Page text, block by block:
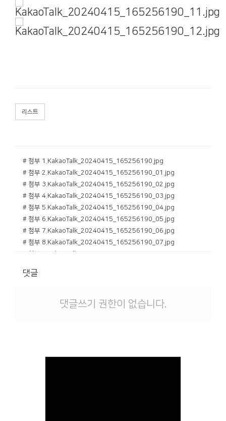
리스트
# 첨부 1.KakaoTalk_20240415_165256190.jpg
# 첨부 2.KakaoTalk_20240415_165256190_01.jpg
# 첨부 3.KakaoTalk_20240415_165256190_02.jpg
# 첨부 4.KakaoTalk_20240415_165256190_03.jpg
# 첨부 5.KakaoTalk_20240415_165256190_04.jpg
# 첨부 6.KakaoTalk_20240415_165256190_05.jpg
# 첨부 7.KakaoTalk_20240415_165256190_06.jpg
# 첨부 8.KakaoTalk_20240415_165256190_07.jpg
# 첨부 9.KakaoTalk_20240415_165256190_08.jpg
# 첨부 11.KakaoTalk_20240415_165256190_10.jpg
# 첨부 13.KakaoTalk_20240415_165256190_12.jpg
댓글
댓글쓰기 권한이 없습니다.